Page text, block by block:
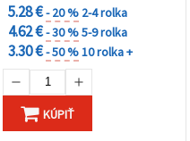
5.28 €- 20 % 2-4 rolka
4.62 €- 30 %5-9 rolka
3.30 €- 50 %10 rolka +
KÚPIŤ